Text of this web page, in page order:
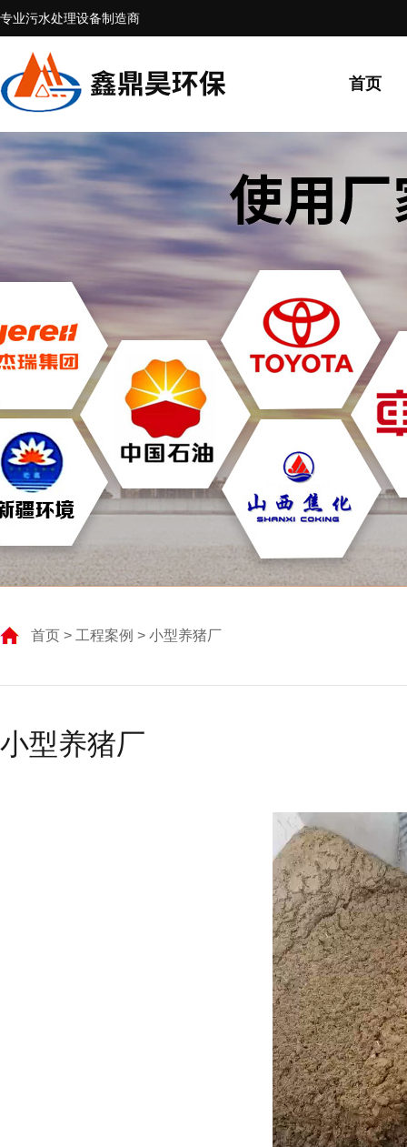
专业污水处理设备制造商
首页
首页 > 工程案例 > 小型养猪厂
小型养猪厂